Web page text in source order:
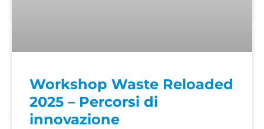
Workshop Waste Reloaded
2025 – Percorsi di
innovazione